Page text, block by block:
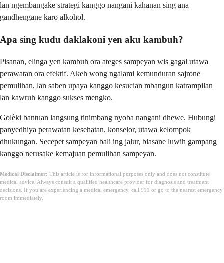
lan ngembangake strategi kanggo nangani kahanan sing ana
gandhengane karo alkohol.
Apa sing kudu daklakoni yen aku kambuh?
Pisanan, elinga yen kambuh ora ateges sampeyan wis gagal utawa
perawatan ora efektif. Akeh wong ngalami kemunduran sajrone
pemulihan, lan saben upaya kanggo kesucian mbangun katrampilan
lan kawruh kanggo sukses mengko.
Golèki bantuan langsung tinimbang nyoba nangani dhewe. Hubungi
panyedhiya perawatan kesehatan, konselor, utawa kelompok
dhukungan. Secepet sampeyan bali ing jalur, biasane luwih gampang
kanggo nerusake kemajuan pemulihan sampeyan.
Medical Disclaimer: This article is for informational purposes only and does not constitute
medical advice. Always consult a qualified healthcare provider for diagnosis and treatment
decisions. If you are experiencing a medical emergency, call 911 or go to the nearest emergency
room immediately.